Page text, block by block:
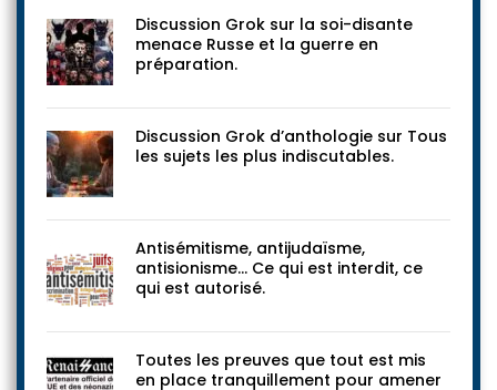
Discussion Grok sur la soi-disante
menace Russe et la guerre en
préparation.
Discussion Grok d’anthologie sur Tous
les sujets les plus indiscutables.
Antisémitisme, antijudaïsme,
antisionisme… Ce qui est interdit, ce
qui est autorisé.
Toutes les preuves que tout est mis
en place tranquillement pour amener